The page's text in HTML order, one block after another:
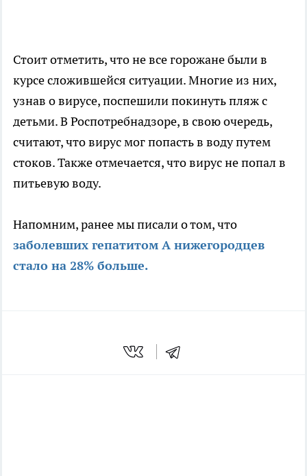
Стоит отметить, что не все горожане были в
курсе сложившейся ситуации. Многие из них,
узнав о вирусе, поспешили покинуть пляж с
детьми. В Роспотребнадзоре, в свою очередь,
считают, что вирус мог попасть в воду путем
стоков. Также отмечается, что вирус не попал в
питьевую воду.
Напомним, ранее мы писали о том, что
заболевших гепатитом А нижегородцев
стало на 28% больше.